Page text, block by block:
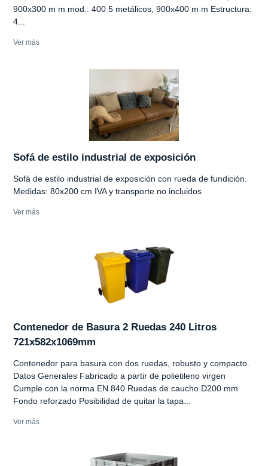
900x300 m m mod.: 400 5 metálicos, 900x400 m m Estructura:
4...
Ver más
Sofá de estilo industrial de exposición
Sofá de estilo industrial de exposición con rueda de fundición.
Medidas: 80x200 cm IVA y transporte no incluidos
Ver más
Contenedor de Basura 2 Ruedas 240 Litros
721x582x1069mm
Contenedor para basura con dos ruedas, robusto y compacto.
Datos Generales Fabricado a partir de polietileno virgen
Cumple con la norma EN 840 Ruedas de caucho D200 mm
Fondo reforzado Posibilidad de quitar la tapa...
Ver más